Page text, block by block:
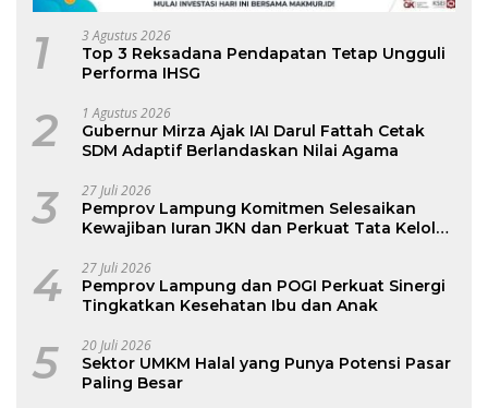
1 3 Agustus 2026
Top 3 Reksadana Pendapatan Tetap Ungguli
Performa IHSG
2 1 Agustus 2026
Gubernur Mirza Ajak IAI Darul Fattah Cetak
SDM Adaptif Berlandaskan Nilai Agama
3 27 Juli 2026
Pemprov Lampung Komitmen Selesaikan
Kewajiban Iuran JKN dan Perkuat Tata Kelola
4 27 Juli 2026
Pemprov Lampung dan POGI Perkuat Sinergi
Tingkatkan Kesehatan Ibu dan Anak
5 20 Juli 2026
Sektor UMKM Halal yang Punya Potensi Pasar
Paling Besar